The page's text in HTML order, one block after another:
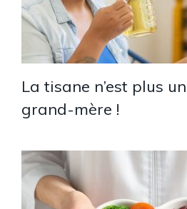
La tisane n’est plus
grand-mère !